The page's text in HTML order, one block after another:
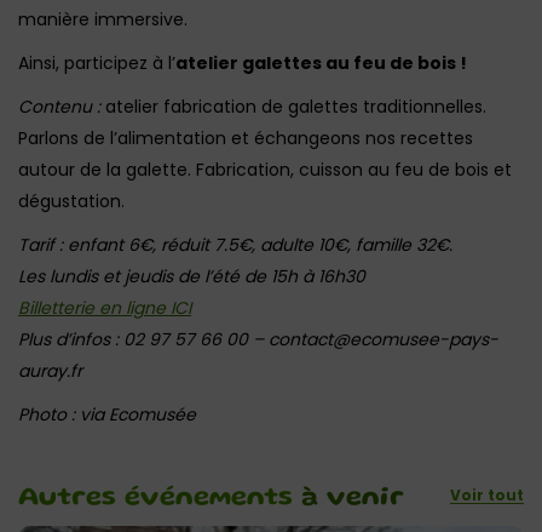
manière immersive.
Ainsi, participez à l’atelier galettes au feu de bois !
Contenu :atelier fabrication de galettes traditionnelles.
Parlons de l’alimentation et échangeons nos recettes
autour de la galette. Fabrication, cuisson au feu de bois et
dégustation.
Tarif : enfant 6€, réduit 7.5€, adulte 10€, famille 32€.
Les lundis et jeudis de l’été de 15h à 16h30
Billetterie en ligne ICI
Plus d’infos : 02 97 57 66 00 – contact@ecomusee-pays-
auray.fr
Photo : via Ecomusée
Autres événements à venir Voir tout